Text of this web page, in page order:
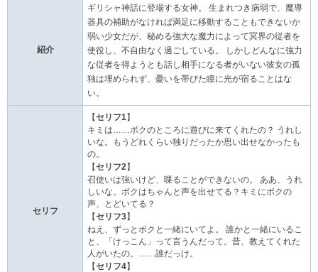
紹介
ギリシャ神話に登場する女神。 生まれつき病弱で、魔導
器具の補助がなければ満足に移動することもできないか
弱い少女だが、秘める強大な魔力によって冥界の従者を
使役し、不自由なく過ごしている。 しかしどんなに強力
な従者を得ようとも話し相手になる者がいない彼女の孤
独は埋められず、憂いを帯びた瞳に光が宿ることはな
い。
セリフ
【セリフ1 】
キミは……ボクのところに遊びに来てくれたの？ うれし
いな。もうどれくらい独りだったか思い出せなかったも
の。
【セリフ2 】
召使いは強いけど、喋ることができないの。 ああ、うれ
しいな。ボクはちゃんと声を出せてる？キミにボクの
声、とどいてる？
【セリフ3】
ねえ、ずっとボクと一緒にいてよ。 誰かと一緒にいるこ
と、「けっこん」って言うんだって。昔、教えてくれた
人がいたの。……誰だっけ。
【セリフ4】